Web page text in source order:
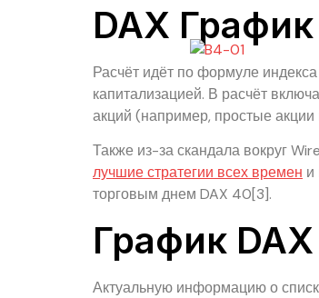
DAX
Расчёт идёт по формуле
капитализацией. В расчёт
акций (например, простые акции
Также из-за скандала вокруг
лучшие стратегии всех времен и
торговым днем DAX 40[3].
График DAX
Актуальную информацию о